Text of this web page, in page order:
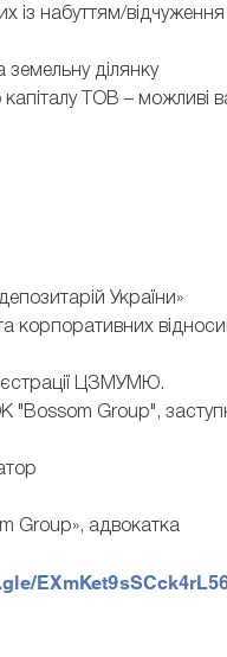
із набуттям/відчуження
ділянку
ТОВ – можливі
України»
корпоративних
ЦЗМУМЮ.
Group",
Group», адвокатка